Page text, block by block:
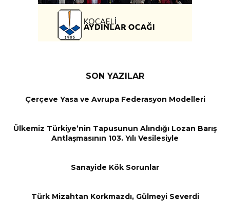
SON YAZILAR
Çerçeve Yasa ve Avrupa Federasyon Modelleri
Ülkemiz Türkiye’nin Tapusunun Alındığı Lozan Barış
Antlaşmasının 103. Yılı Vesilesiyle
Sanayide Kök Sorunlar
Türk Mizahtan Korkmazdı, Gülmeyi Severdi